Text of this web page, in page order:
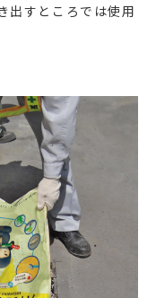
出すところでは使用